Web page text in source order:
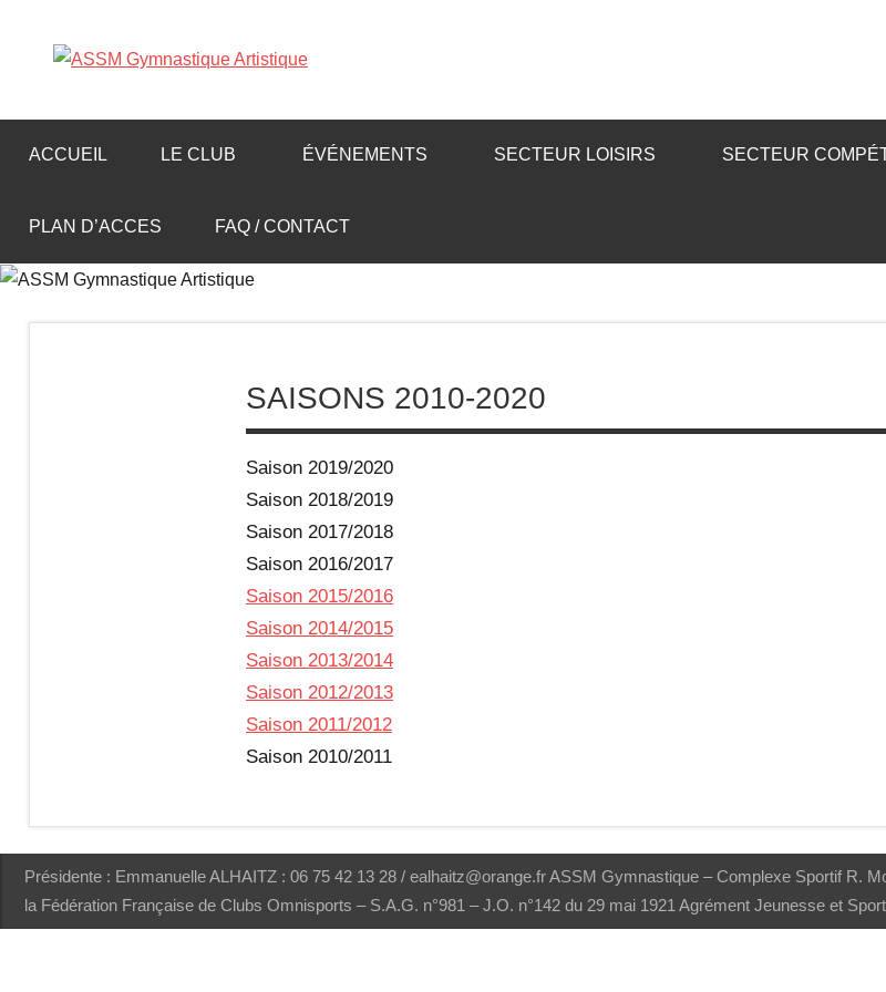
S
S
M
G
y
m
n
a
s
t
i
q
u
ACCUEIL LE CLUB ÉVÉNEMENTS SECTEUR LOISIRS SECTEUR
PLAN D’ACCES FAQ / CONTACT
SAISONS 2010-2020
Saison 2019/2020
Saison 2018/2019
Saison 2017/2018
Saison 2016/2017
Saison 2015/2016
Saison 2014/2015
Saison 2013/2014
Saison 2012/2013
Saison 2011/2012
Saison 2010/2011
Présidente : Emmanuelle ALHAITZ : 06 75 42 13 28 / ealhaitz@orange.fr ASSM Gymnastique – Complexe Sportif R.
la Fédération Française de Clubs Omnisports – S.A.G. n°981 – J.O. n°142 du 29 mai 1921 Agrément Jeunesse et